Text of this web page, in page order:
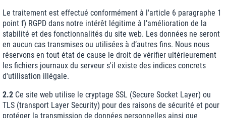
Le traitement est effectué conformément à l'article 6 paragraphe 1
point f) RGPD dans notre intérêt légitime à l’amélioration de la
stabilité et des fonctionnalités du site web. Les données ne seront
en aucun cas transmises ou utilisées à d’autres fins. Nous nous
réservons en tout état de cause le droit de vérifier ultérieurement
les fichiers journaux du serveur s'il existe des indices concrets
d'utilisation illégale.
2.2 Ce site web utilise le cryptage SSL (Secure Socket Layer) ou
TLS (transport Layer Security) pour des raisons de sécurité et pour
protéger la transmission de données personnelles ainsi que